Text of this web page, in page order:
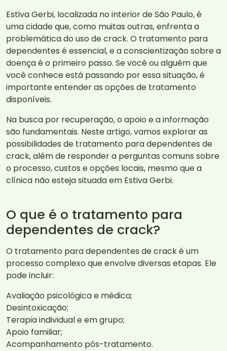
Estiva Gerbi, localizada no interior de São Paulo, é
uma cidade que, como muitas outras, enfrenta a
problemática do uso de crack. O tratamento para
dependentes é essencial, e a conscientização sobre a
doença é o primeiro passo. Se você ou alguém que
você conhece está passando por essa situação, é
importante entender as opções de tratamento
disponíveis.
Na busca por recuperação, o apoio e a informação
são fundamentais. Neste artigo, vamos explorar as
possibilidades de tratamento para dependentes de
crack, além de responder a perguntas comuns sobre
o processo, custos e opções locais, mesmo que a
clínica não esteja situada em Estiva Gerbi.
O que é o tratamento para
dependentes de crack?
O tratamento para dependentes de crack é um
processo complexo que envolve diversas etapas. Ele
pode incluir:
Avaliação psicológica e médica;
Desintoxicação;
Terapia individual e em grupo;
Apoio familiar;
Acompanhamento pós-tratamento.